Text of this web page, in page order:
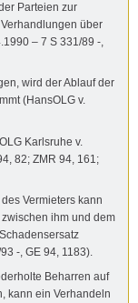
Parteien zur
über
– 7 S 331/89 -,
wird der Ablauf der
(HansOLG v.
Karlsruhe v.
82; ZMR 94, 161;
Vermieters kann
ihm und dem
-, GE 94, 1183).
Beharren auf
kann ein Verhandeln